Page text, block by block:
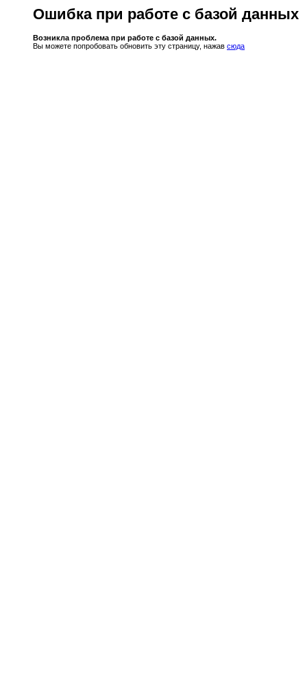
Ошибка при работе с базой данных
Возникла проблема при работе с базой данных.
Вы можете попробовать обновить эту страницу, нажав сюда